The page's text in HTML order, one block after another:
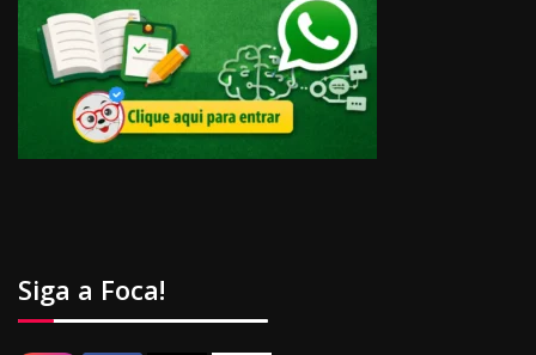
Siga a Foca!